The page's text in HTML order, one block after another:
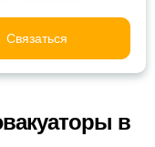
Связаться
в